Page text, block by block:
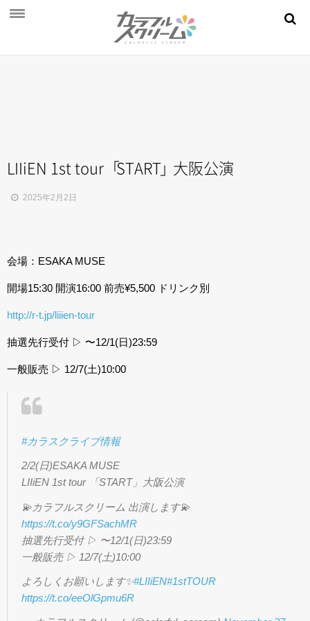
MOVIE
AUDITION
LIIiEN 1st tour 「START」 大阪公演
2025年2月2日
会場：ESAKA MUSE
開場15:30 開演16:00 前売¥5,500 ドリンク別
http://r-t.jp/liiien-tour
抽選先行受付 ▷ 〜12/1(日)23:59
一般販売 ▷ 12/7(土)10:00
#カラスクライブ情報
2/2(日)ESAKA MUSE
LIIiEN 1st tour 「START」大阪公演
💫カラフルスクリーム 出演します💫
https://t.co/y9GFSachMR
抽選先行受付 ▷ 〜12/1(日)23:59
一般販売 ▷ 12/7(土)10:00
よろしくお願いします✨#LIIiEN#1stTOUR
https://t.co/eeOlGpmu6R